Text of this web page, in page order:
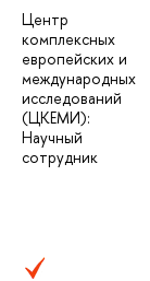
Центр
комплексных
европейских и
международных
исследований
(ЦКЕМИ):
Научный
сотрудник